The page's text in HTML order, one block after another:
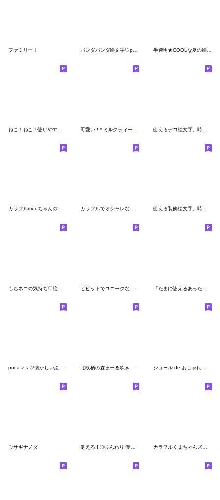
ファミリー！ 半透明★COOLな夏の絵文字
使えるデコ絵文字。時々変わった絵文字たち
カラフルmuuちゃんのお顔の絵文字 カラフルでオシャレな女の子♡絵文字 使える装飾絵文字。時々きのこ
ウサギナノダ 使える!!!◎ふんわり 優しい絵文字☺︎✌︎２ カラフルくまちゃんズの使える♡絵文字